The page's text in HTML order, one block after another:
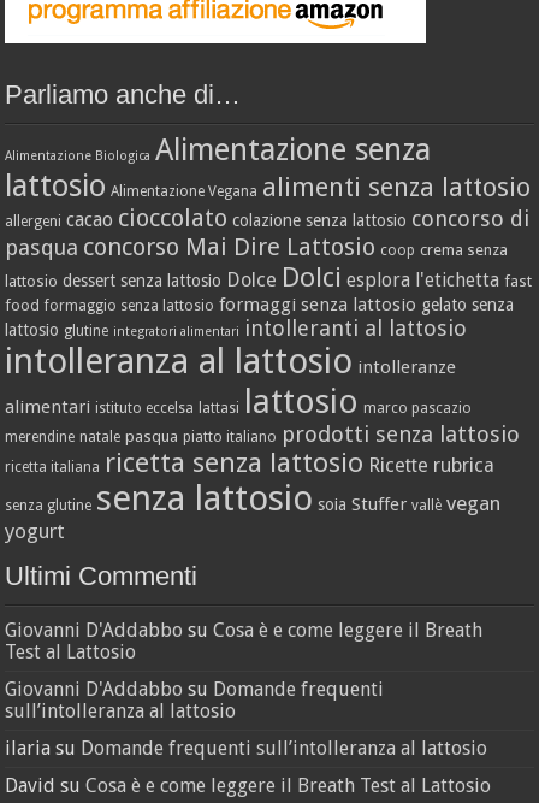
Parliamo anche di…
Alimentazione Biologica Alimentazione senza
lattosio Alimentazione Vegana alimenti senza lattosio
allergeni cacao cioccolato colazione senza lattosio concorso di
pasqua concorso Mai Dire Lattosio coop crema senza
lattosio dessert senza lattosio Dolce Dolci esplora l'etichetta fast
food formaggio senza lattosio formaggi senza lattosio gelato senza
lattosio glutine integratori alimentari intolleranti al lattosio
intolleranza al lattosio intolleranze
alimentari istituto eccelsa lattasi lattosio marco pascazio
merendine natale pasqua piatto italiano prodotti senza lattosio
ricetta italiana ricetta senza lattosio Ricette rubrica
senza glutine senza lattosio soia Stuffer vallè vegan
yogurt
Ultimi Commenti
Giovanni D'Addabbo suCosa è e come leggere il Breath
Test al Lattosio
Giovanni D'Addabbo su Domande frequenti
sull’intolleranza al lattosio
ilaria su Domande frequenti sull’intolleranza al lattosio
David suCosa è e come leggere il Breath Test al Lattosio